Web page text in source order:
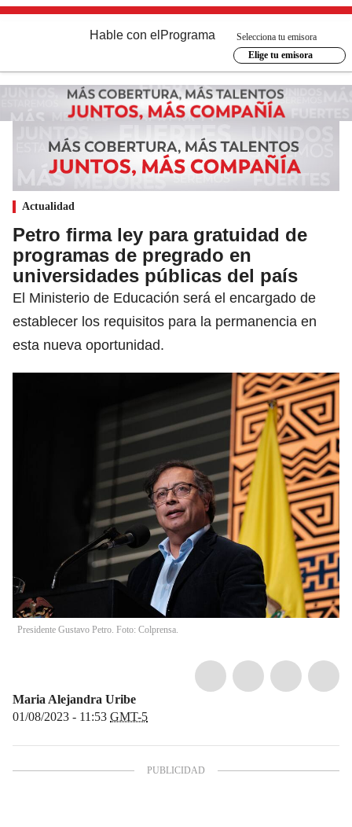
Hable con el Programa
Selecciona tu emisora
Elige tu emisora
Actualidad
Petro firma ley para gratuidad de
programas de pregrado en
universidades públicas del país
El Ministerio de Educación será el encargado de
establecer los requisitos para la permanencia en
esta nueva oportunidad.
Presidente Gustavo Petro. Foto: Colprensa.
Maria Alejandra Uribe
01/08/2023 - 11:53 GMT-5